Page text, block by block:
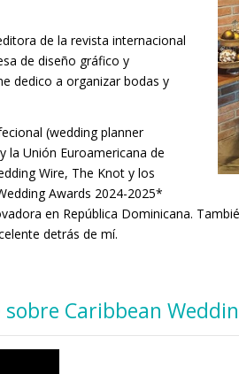
de la revista internacional
de diseño gráfico y
dedico a organizar bodas y
(wedding planner
la Unión Euroamericana de
Wire, The Knot y los
Awards 2024-2025*
en República Dominicana.
detrás de mí.
sobre Caribbean